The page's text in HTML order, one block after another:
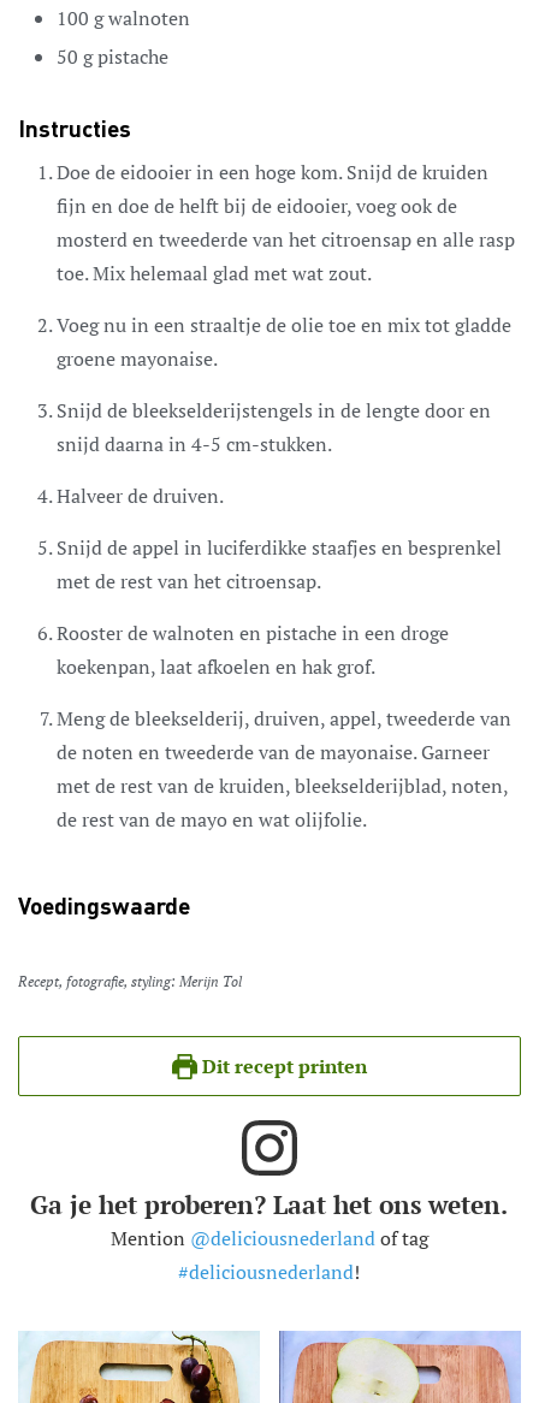
100 gwalnoten
50 gpistache
Instructies
Doe de eidooier in een hoge kom. Snijd de kruiden
fijn en doe de helft bij de eidooier, voeg ook de
mosterd en tweederde van het citroensap en alle rasp
toe. Mix helemaal glad met wat zout.
Voeg nu in een straaltje de olie toe en mix tot gladde
groene mayonaise.
Snijd de bleekselderijstengels in de lengte door en
snijd daarna in 4-5 cm-stukken.
Halveer de druiven.
Snijd de appel in luciferdikke staafjes en besprenkel
met de rest van het citroensap.
Rooster de walnoten en pistache in een droge
koekenpan, laat afkoelen en hak grof.
Meng de bleekselderij, druiven, appel, tweederde van
de noten en tweederde van de mayonaise. Garneer
met de rest van de kruiden, bleekselderijblad, noten,
de rest van de mayo en wat olijfolie.
Voedingswaarde
Recept, fotografie, styling: Merijn Tol
Dit recept printen
Ga je het proberen? Laat het ons weten.
Mention @deliciousnederlandof tag
#deliciousnederland!